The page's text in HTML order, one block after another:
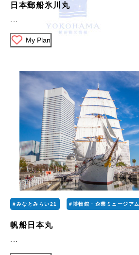
日本郵船氷川丸
My Plan
#みなとみらい21 #博物館・企業ミュージアム
帆船日本丸